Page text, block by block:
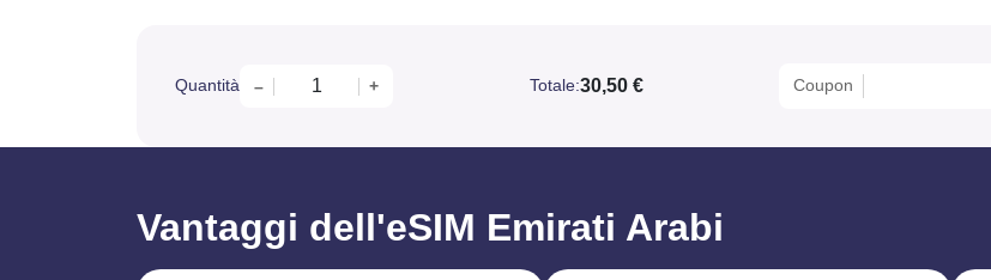
Quantità – + Totale:30,50 € Coupon
Vantaggi dell'eSIM Emirati Arabi